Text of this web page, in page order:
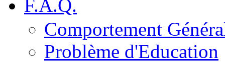
F.A.Q.
Comportement
Problème d'Education